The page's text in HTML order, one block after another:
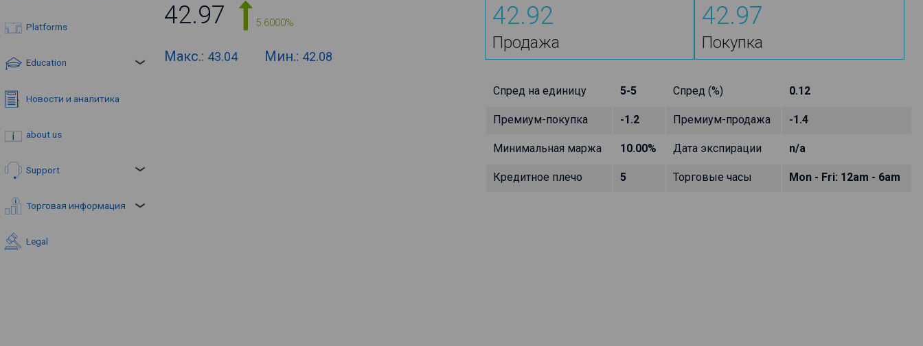
Platforms
Education
Новости и аналитика
about us
Support
Торговая информация
Legal
42.97 5.6000%
Макс.: 43.04 Мин.: 42.08
42.92
Продажа
42.97
Покупка
Спред на единицу 5-5 Спред (%) 0.12
Премиум-покупка -1.2 Премиум-продажа -1.4
Минимальная маржа 10.00% Дата экспирации n/a
Кредитное плечо 5 Торговые часы Mon - Fri: 12am - 6am